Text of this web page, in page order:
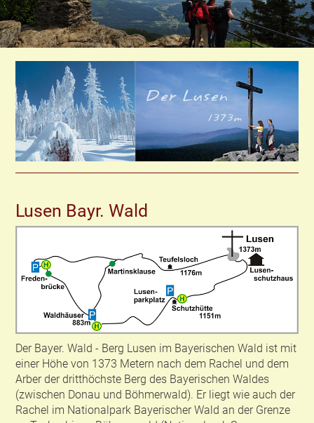
Lusen Bayr. Wald
Der Bayer. Wald - Berg Lusen im Bayerischen Wald ist mit
einer Höhe von 1373 Metern nach dem Rachel und dem
Arber der dritthöchste Berg des Bayerischen Waldes
(zwischen Donau und Böhmerwald). Er liegt wie auch der
Rachel im Nationalpark Bayerischer Wald an der Grenze